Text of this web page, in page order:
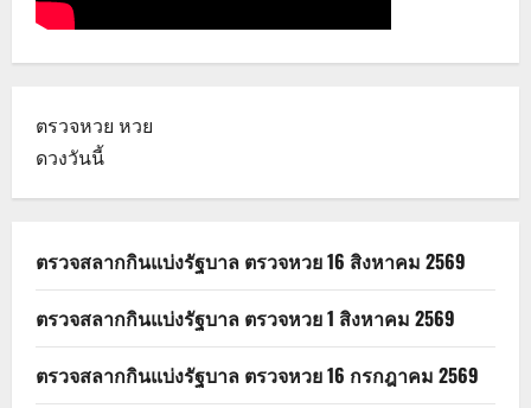
ตรวจหวย หวย
ดวงวันนี้
ตรวจสลากกินแบ่งรัฐบาล ตรวจหวย 16 สิงหาคม 2569
ตรวจสลากกินแบ่งรัฐบาล ตรวจหวย 1 สิงหาคม 2569
ตรวจสลากกินแบ่งรัฐบาล ตรวจหวย 16 กรกฎาคม 2569